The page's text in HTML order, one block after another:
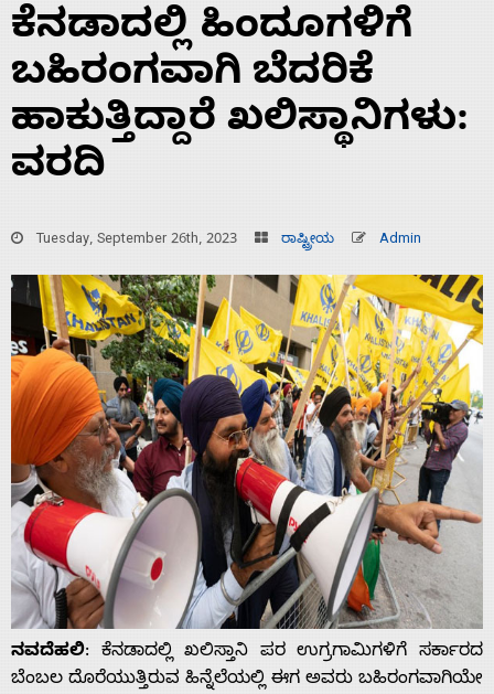
ಕೆನಡಾದಲ್ಲಿ ಹಿಂದೂಗಳಿಗೆ
ಬಹಿರಂಗವಾಗಿ ಬೆದರಿಕೆ
ಹಾಕುತ್ತಿದ್ದಾರೆ ಖಲಿಸ್ಥಾನಿಗಳು:
ವರದಿ
Tuesday, September 26th, 2023 ರಾಷ್ಟ್ರೀಯ Admin
ನವದೆಹಲಿ: ಕೆನಡಾದಲ್ಲಿ ಖಲಿಸ್ತಾನಿ ಪರ ಉಗ್ರಗಾಮಿಗಳಿಗೆ ಸರ್ಕಾರದ
ಬೆಂಬಲ ದೊರೆಯುತ್ತಿರುವ ಹಿನ್ನೆಲೆಯಲ್ಲಿ ಈಗ ಅವರು ಬಹಿರಂಗವಾಗಿಯೇ